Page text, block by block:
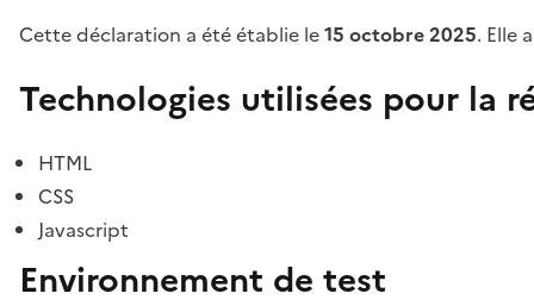
Cette déclaration a été établie le15 octobre 2025. Elle
Technologies utilisées pour la
HTML
CSS
Javascript
Environnement de test